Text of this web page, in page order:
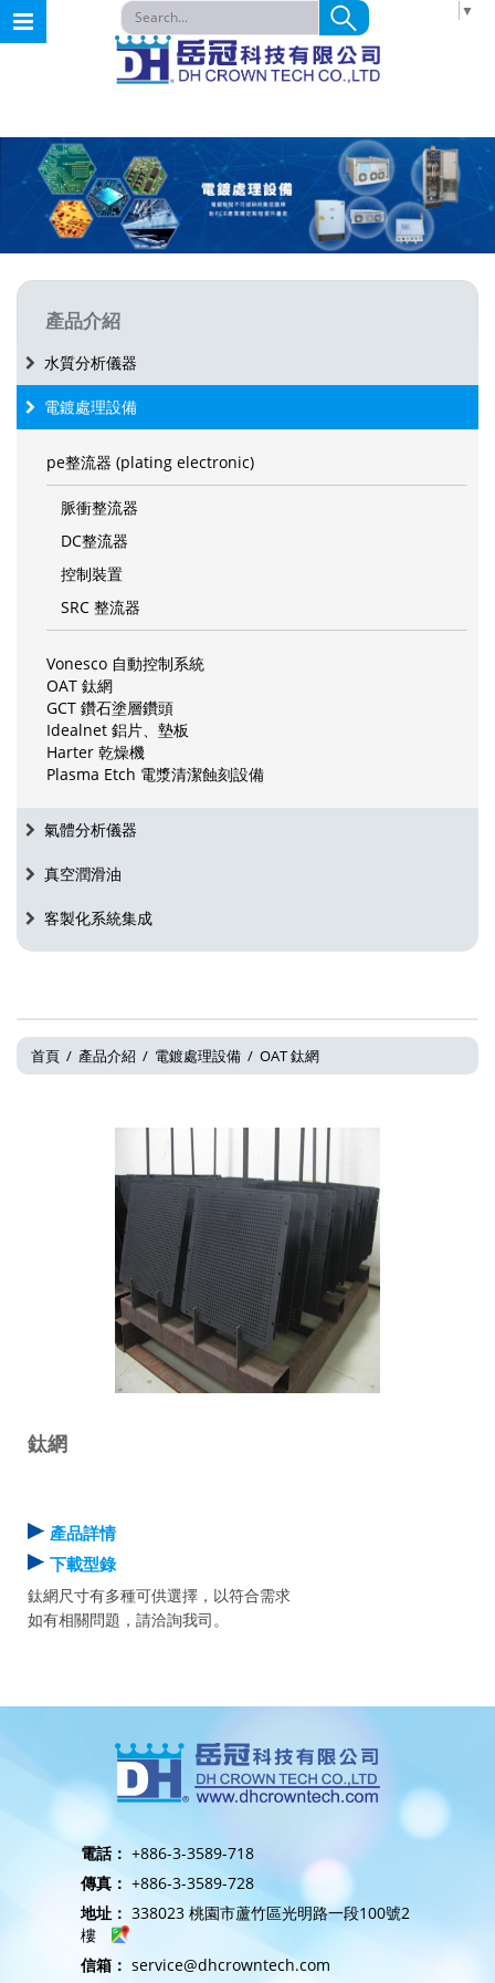
▼
產品介紹
水質分析儀器
電鍍處理設備
pe整流器 (plating electronic)
脈衝整流器
DC整流器
控制裝置
SRC 整流器
Vonesco 自動控制系統
OAT 鈦網
GCT 鑽石塗層鑽頭
Idealnet 鋁片、墊板
Harter 乾燥機
Plasma Etch 電漿清潔蝕刻設備
氣體分析儀器
真空潤滑油
客製化系統集成
首頁 / 產品介紹 / 電鍍處理設備 / OAT 鈦網
鈦網
產品詳情
下載型錄
鈦網尺寸有多種可供選擇，以符合需求
如有相關問題，請洽詢我司。
電話： +886-3-3589-718
傳真： +886-3-3589-728
地址： 338023 桃園市蘆竹區光明路一段100號2
樓
信箱： service@dhcrowntech.com